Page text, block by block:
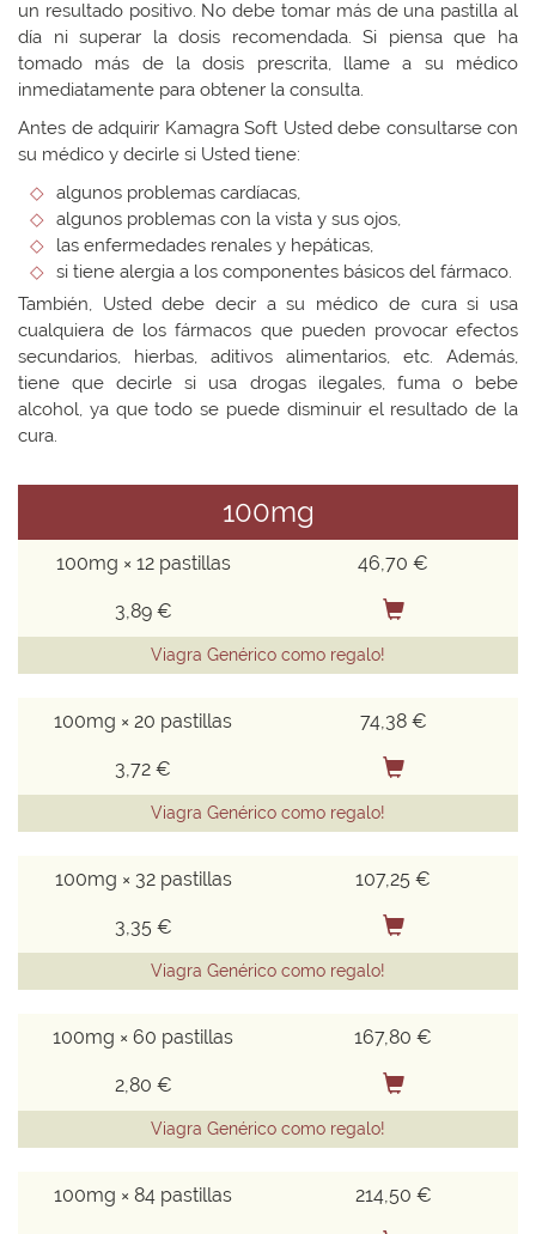
un resultado positivo. No debe tomar más de una pastilla al
día ni superar la dosis recomendada. Si piensa que ha
tomado más de la dosis prescrita, llame a su médico
inmediatamente para obtener la consulta.
Antes de adquirir Kamagra Soft Usted debe consultarse con
su médico y decirle si Usted tiene:
algunos problemas cardíacas,
algunos problemas con la vista y sus ojos,
las enfermedades renales y hepáticas,
si tiene alergia a los componentes básicos del fármaco.
También, Usted debe decir a su médico de cura si usa
cualquiera de los fármacos que pueden provocar efectos
secundarios, hierbas, aditivos alimentarios, etc. Además,
tiene que decirle si usa drogas ilegales, fuma o bebe
alcohol, ya que todo se puede disminuir el resultado de la
cura.
100mg
100mg × 12 pastillas 46,70 €
3,89 €
Viagra Genérico como regalo!
100mg × 20 pastillas 74,38 €
3,72 €
Viagra Genérico como regalo!
100mg × 32 pastillas 107,25 €
3,35 €
Viagra Genérico como regalo!
100mg × 60 pastillas 167,80 €
2,80 €
Viagra Genérico como regalo!
100mg × 84 pastillas 214,50 €